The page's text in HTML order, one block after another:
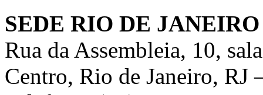
SEDE RIO DE JANEIRO
Rua da Assembleia, 10,
Centro, Rio de Janeiro, RJ